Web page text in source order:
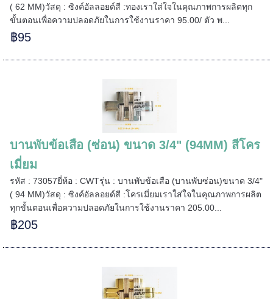
( 62 MM)วัสดุ : ซิงค์อัลลอยด์สี :ทองเราใส่ใจในคุณภาพการผลิตทุก
ขั้นตอนเพื่อความปลอดภัยในการใช้งานราคา 95.00/ ตัว พ...
฿95
บานพับข้อเสือ (ซ่อน) ขนาด 3/4" (94MM) สีโคร
เมี่ยม
รหัส : 73057ยี่ห้อ : CWTรุ่น : บานพับข้อเสือ (บานพับซ่อน)ขนาด 3/4"
( 94 MM)วัสดุ : ซิงค์อัลลอยด์สี :โครเมี่ยมเราใส่ใจในคุณภาพการผลิต
ทุกขั้นตอนเพื่อความปลอดภัยในการใช้งานราคา 205.00...
฿205